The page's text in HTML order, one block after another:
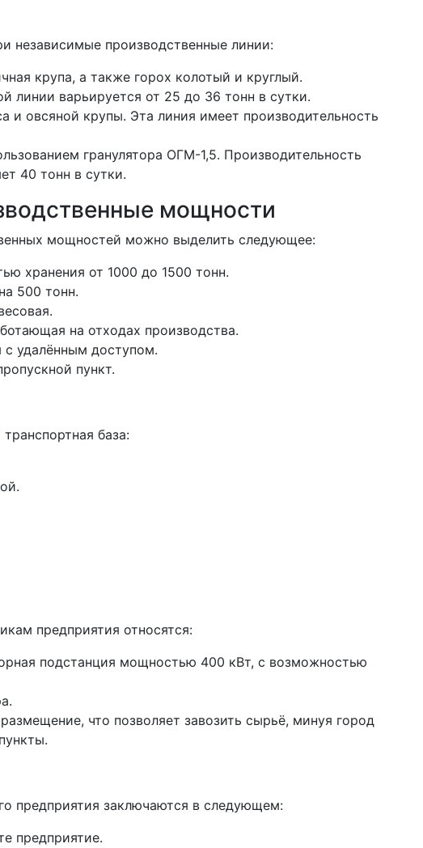
независимые производственные линии:
крупа, а также горох колотый и круглый.
линии варьируется от 25 до 36 тонн в сутки.
и овсяной крупы. Эта линия имеет производительность
гранулятора ОГМ-1,5. Производительность
40 тонн в сутки.
мощности
мощностей можно выделить следующее:
хранения от 1000 до 1500 тонн.
500 тонн.
на отходах производства.
удалённым доступом.
пункт.
база:
предприятия относятся:
подстанция мощностью 400 кВт, с возможностью
что позволяет завозить сырьё, минуя город
предприятия заключаются в следующем:
предприятие.